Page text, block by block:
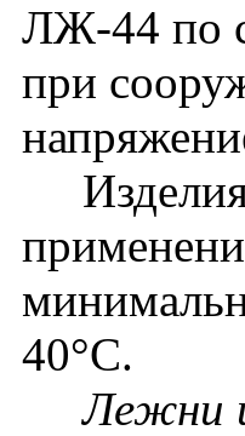
ЛЖ-44 по
при
Изделия
40°С.
Лежни